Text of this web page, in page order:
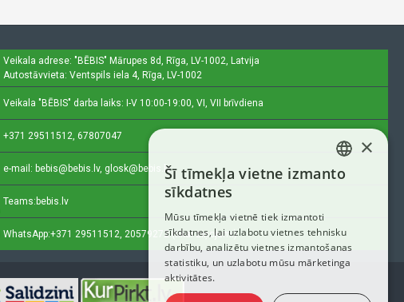
Veikala adrese: "BĒBIS" Mārupes 8d, Rīga, LV-1002, Latvija
Autostāvvieta: Ventspils iela 4, Rīga, LV-1002
Veikala "BĒBIS" darba laiks: I-V 10:00-19:00, VI, VII brīvdiena
+371 29511512, 67807047
e-mail: bebis@bebis.lv, glosk@bebis.lv
Teams: bebis.lv
WhatsApp:+371 29511512, 20579272 (tikai ziņojumi)
LATVIAN
ENGLISH
×
Šī tīmekļa vietne izmanto
sīkdatnes
Mūsu tīmekļa vietnē tiek izmantoti
sīkdatnes, lai uzlabotu vietnes tehnisku
darbību, analizētu vietnes izmantošanas
statistiku, un uzlabotu mūsu mārketinga
aktivitātes.